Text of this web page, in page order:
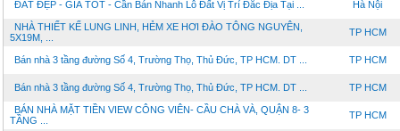
ĐẤT ĐẸP - GIÁ TỐT - Cần Bán Nhanh Lô Đất Vị Trí Đắc Địa Tại ... Hà Nội
NHÀ THIẾT KẾ LUNG LINH, HẺM XE HƠI ĐÀO TÔNG NGUYÊN,
5X19M, ...
TP HCM
Bán nhà 3 tầng đường Số 4, Trường Thọ, Thủ Đức, TP HCM. DT ... TP HCM
Bán nhà 3 tầng đường Số 4, Trường Thọ, Thủ Đức, TP HCM. DT ... TP HCM
BÁN NHÀ MẶT TIỀN VIEW CÔNG VIÊN- CẦU CHÀ VÀ, QUẬN 8- 3
TẦNG ...
TP HCM